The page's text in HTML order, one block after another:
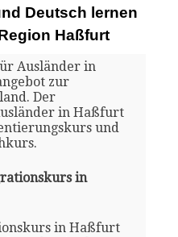
Deutsch lernen
Haßfurt
Ausländer in
zur
Der
in Haßfurt
und
in
in Haßfurt